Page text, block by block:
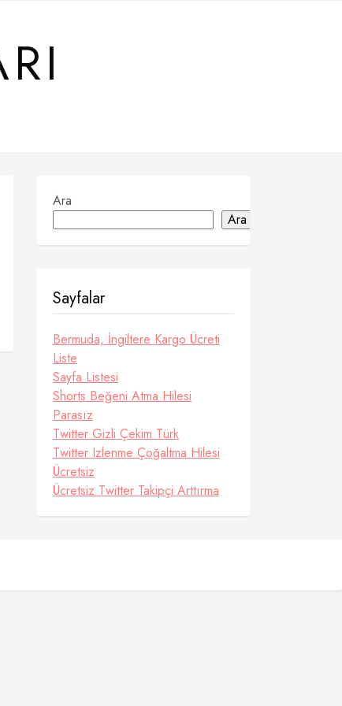
Ara
Ara
Sayfalar
Bermuda, İngiltere Kargo Ücreti
Liste
Sayfa Listesi
Shorts Beğeni Atma Hilesi
Parasız
Twitter Gizli Çekim Türk
Twitter Izlenme Çoğaltma Hilesi
Ücretsiz
Ücretsiz Twitter Takipçi Arttırma